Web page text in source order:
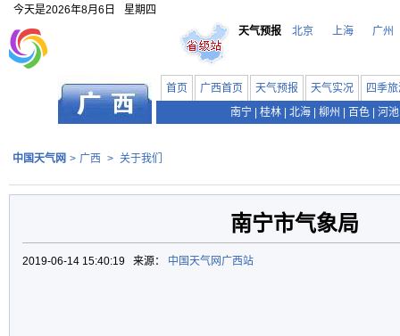
今天是2026年8月6日
星期四
天气预报
北京 上海 广州
首页 广西首页 天气预报 天气实况
四季
南宁
桂林 北海 柳州 百色 河池
中国天气网 > 广西 > 关于我们
南宁市气象局
2019-06-14 15:40:19 来源： 中国天气网广西站